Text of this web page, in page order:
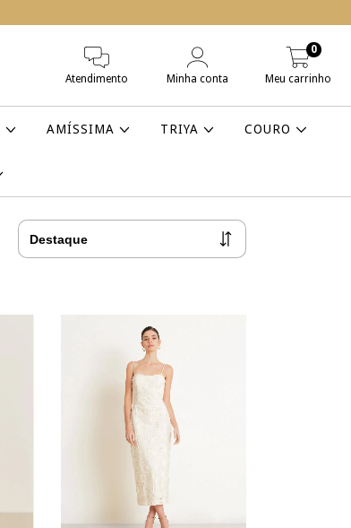
Atendimento Minha conta Meu carrinho
0
AMÍSSIMA TRIYA COURO